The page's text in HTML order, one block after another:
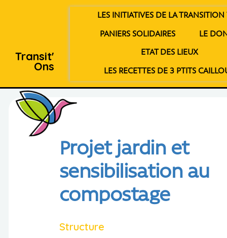
Transit'
Ons
LES INITIATIVES DE LA TRANSITION
PANIERS SOLIDAIRES LE
ETAT DES LIEUX
LES RECETTES DE 3 PTITS
Projet jardin et
sensibilisation au
compostage
Structure